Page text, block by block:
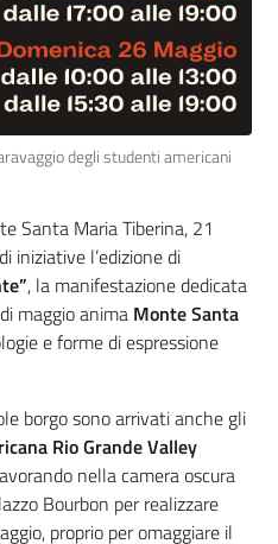
degli studenti americani
Santa Maria Tiberina, 21
iniziative l’edizione di
, la manifestazione dedicata
maggio anima Monte Santa
e forme di espressione
borgo sono arrivati anche gli
Rio Grande Valley
nella camera oscura
Bourbon per realizzare
proprio per omaggiare il